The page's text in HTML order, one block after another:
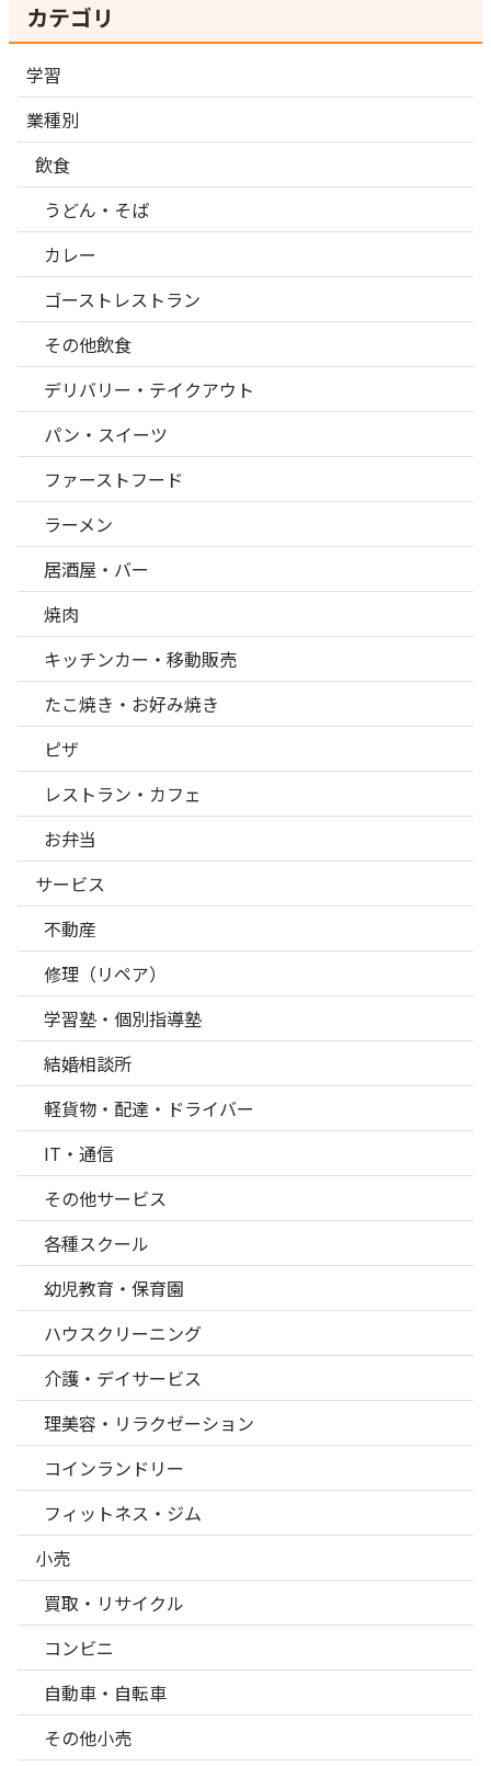
カテゴリ
学習
業種別
飲食
うどん・そば
カレー
ゴーストレストラン
その他飲食
デリバリー・テイクアウト
パン・スイーツ
ファーストフード
ラーメン
居酒屋・バー
焼肉
キッチンカー・移動販売
たこ焼き・お好み焼き
ピザ
レストラン・カフェ
お弁当
サービス
不動産
修理（リペア）
学習塾・個別指導塾
結婚相談所
軽貨物・配達・ドライバー
IT・通信
その他サービス
各種スクール
幼児教育・保育園
ハウスクリーニング
介護・デイサービス
理美容・リラクゼーション
コインランドリー
フィットネス・ジム
小売
買取・リサイクル
コンビニ
自動車・自転車
その他小売